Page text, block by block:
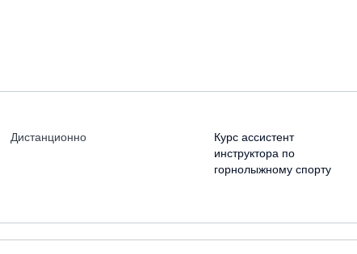
Дистанционно
Курс ассистент
инструктора по
горнолыжному спорту